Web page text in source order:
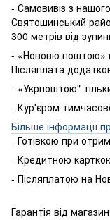
- Самовивіз з
Святошинський
300 метрів від
- «Нововю поштою»
Післяплата
- «Укрпоштою"
- Кур'єром
Більше інформації
- Готівкою при
- Кредитною
- Післяплатою на
Гарантія від